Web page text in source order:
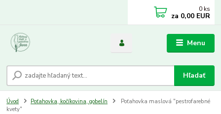
Menu
Hľadať
0 ks
za 0,00 EUR
Úvod Poťahovka, kočíkovina, gobelín
Poťahovka maslová "pestrofarebné
kvety"